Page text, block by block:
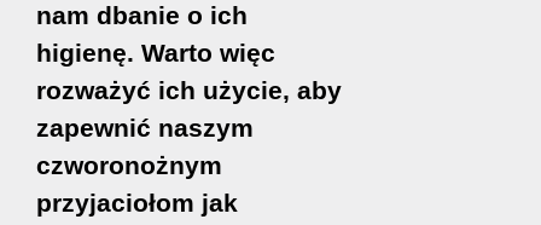
nam dbanie o ich
higienę. Warto więc
rozważyć ich użycie, aby
zapewnić naszym
czworonożnym
przyjaciołom jak